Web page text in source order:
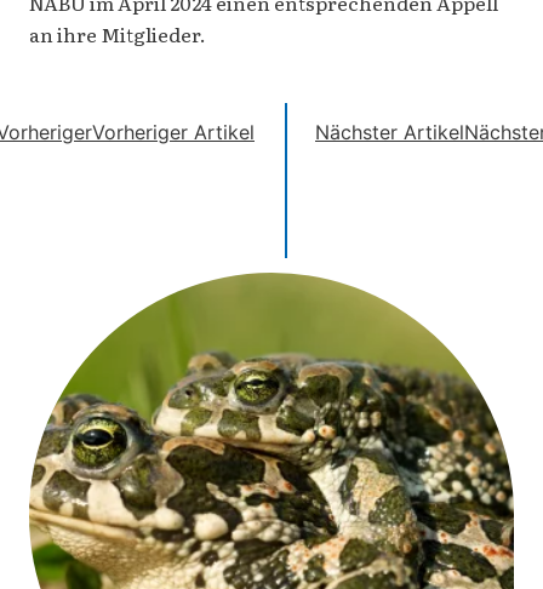
an ihre Mitglieder.
Vorheriger Artikel Nächster Artikel